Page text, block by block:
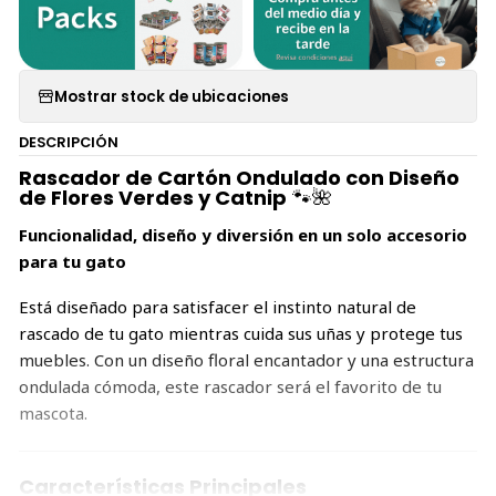
Mostrar stock de ubicaciones
DESCRIPCIÓN
Rascador de Cartón Ondulado con Diseño
de Flores Verdes y Catnip 🐾🌺
Funcionalidad, diseño y diversión en un solo accesorio
para tu gato
Está diseñado para satisfacer el instinto natural de
rascado de tu gato mientras cuida sus uñas y protege tus
muebles. Con un diseño floral encantador y una estructura
ondulada cómoda, este rascador será el favorito de tu
mascota.
Características Principales